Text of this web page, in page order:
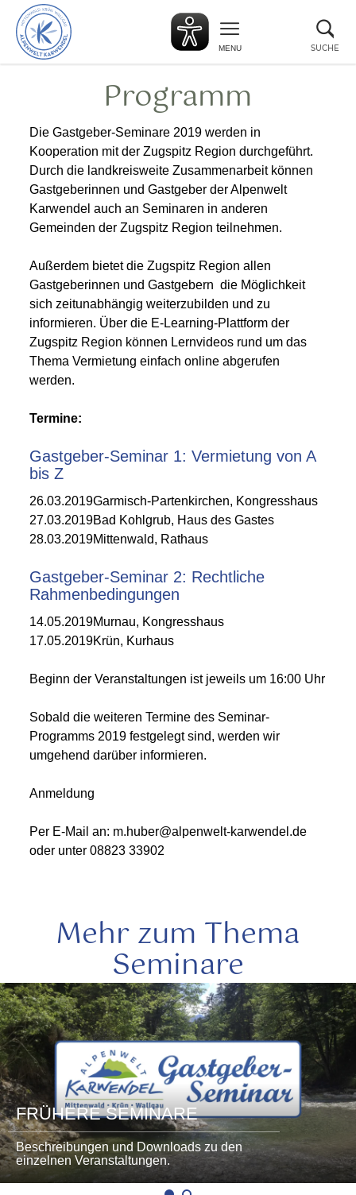
zurück
zur
Startseite
MENU SUCHE
Programm
Die Gastgeber-Seminare 2019 werden in
Kooperation mit der Zugspitz Region durchgeführt.
Durch die landkreisweite Zusammenarbeit können
Gastgeberinnen und Gastgeber der Alpenwelt
Karwendel auch an Seminaren in anderen
Gemeinden der Zugspitz Region teilnehmen.
Außerdem bietet die Zugspitz Region allen
Gastgeberinnen und Gastgebern die Möglichkeit
sich zeitunabhängig weiterzubilden und zu
informieren. Über die E-Learning-Plattform der
Zugspitz Region können Lernvideos rund um das
Thema Vermietung einfach online abgerufen
werden.
Termine:
Gastgeber-Seminar 1: Vermietung von A
bis Z
26.03.2019Garmisch-Partenkirchen, Kongresshaus
27.03.2019Bad Kohlgrub, Haus des Gastes
28.03.2019Mittenwald, Rathaus
Gastgeber-Seminar 2: Rechtliche
Rahmenbedingungen
14.05.2019Murnau, Kongresshaus
17.05.2019Krün, Kurhaus
Beginn der Veranstaltungen ist jeweils um 16:00 Uhr
Sobald die weiteren Termine des Seminar-
Programms 2019 festgelegt sind, werden wir
umgehend darüber informieren.
Anmeldung
Per E-Mail an: m.huber@alpenwelt-karwendel.de
oder unter 08823 33902
Mehr zum Thema
Seminare
FRÜHERE SEMINARE
Beschreibungen und Downloads zu den
einzelnen Veranstaltungen.
mehr
lesen